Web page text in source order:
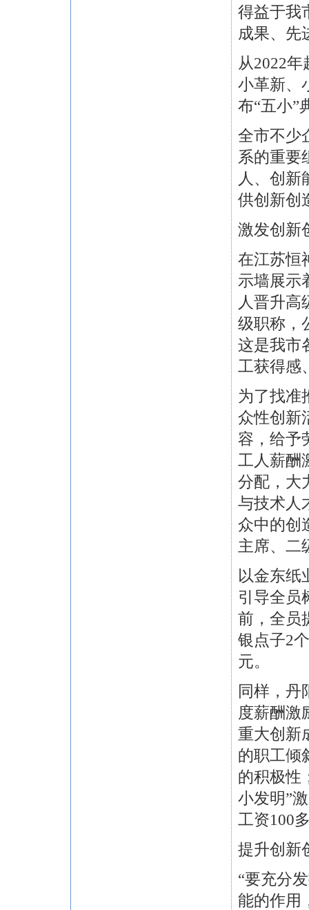
得益于我
成果、先
从2022
小革新、
布“五小”
全市不少
系的重要
人、创新
供创新创
激发创新
在江苏恒
示墙展示
人晋升高
级职称，
这是我市
工获得感
为了找准
众性创新
容，给予
工人薪酬
分配，大
与技术人
众中的创
主席、二
以金东纸
引导全员
前，全员
银点子2
元。
同样，丹
度薪酬激
重大创新
的职工倾
的积极性
小发明”
工资100
提升创新
“要充分
能的作用